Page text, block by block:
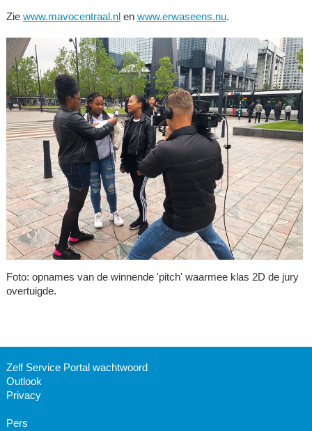
Zie www.mavocentraal.nlen www.erwaseens.nu.
Foto: opnames van de winnende 'pitch' waarmee klas 2D de jury
overtuigde.
Zelf Service Portal wachtwoord
Outlook
Privacy
Pers